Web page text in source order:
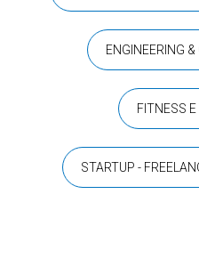
ENGINEERING
FITNESS
STARTUP -